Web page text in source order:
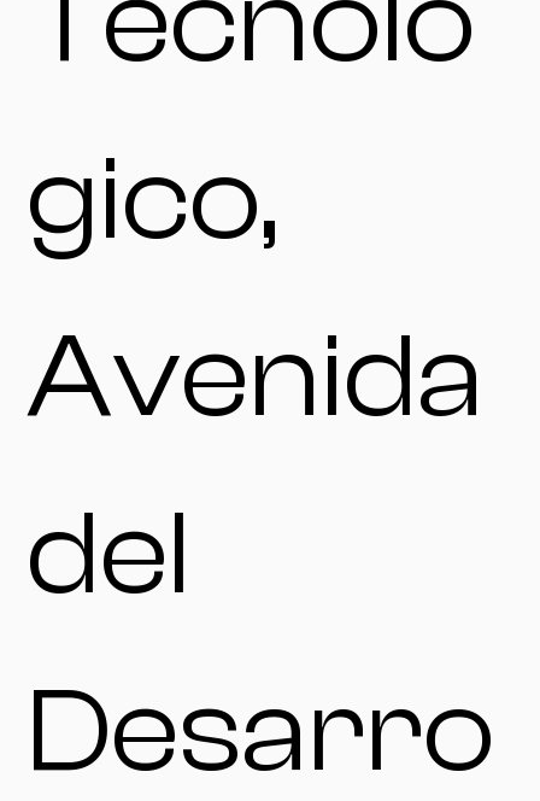
gico,
Avenida
del
Desarro